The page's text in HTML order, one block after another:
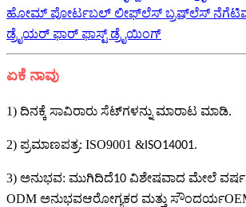
ಹೋಮ್ ಪೋರ್ಟಬಲ್ ಲೀಫ್‌ಲೆಸ್ ಬ್ರಷ್‌ಲೆಸ್
ಡ್ರೈಯರ್ ಫಾರ್ ಫಾಸ್ಟ್ ಡ್ರೈಯಿಂಗ್
ಏಕೆ ನಾವು
1) ದಿನಕ್ಕೆ ಸಾವಿರಾರು ಸೆಟ್‌ಗಳನ್ನು ಮಾರಾಟ ಮಾಡಿ.
2) ಪ್ರಮಾಣಪತ್ರ: ISO9001 & ISO14001.
3) ಅನುಭವ: ಮುಗಿದಿದೆ10 ವಿಶೇಷವಾದ ಮೇಲೆ
ODM ಅನುಭವಆರೋಗ್ಯಕರ ಮತ್ತು ಸೌಂದರ್ಯ